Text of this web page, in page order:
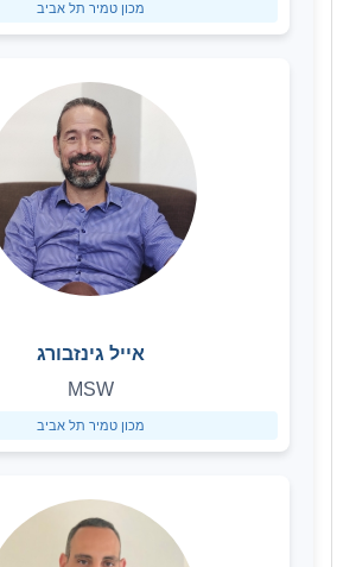
מכון טמיר תל אביב
אייל גינזבורג
MSW
מכון טמיר תל אביב